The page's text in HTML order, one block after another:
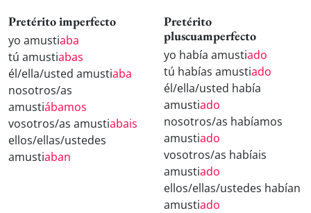
Pretérito imperfecto
yo amustiaba
tú amustiabas
él/ella/usted amustiaba
nosotros/as
amustiábamos
vosotros/as amustiabais
ellos/ellas/ustedes
amustiaban
Pretérito
pluscuamperfecto
yo había amustiado
tú habías amustiado
él/ella/usted había
amustiado
nosotros/as habíamos
amustiado
vosotros/as habíais
amustiado
ellos/ellas/ustedes habían
amustiado